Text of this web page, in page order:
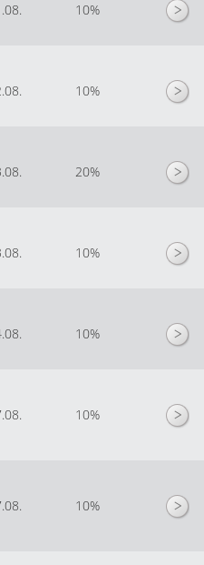
10%
10%
20%
10%
10%
10%
10%